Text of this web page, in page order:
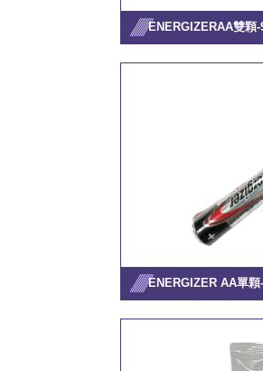
ENERGIZERAA雙顆-
ENERGIZER AA單顆